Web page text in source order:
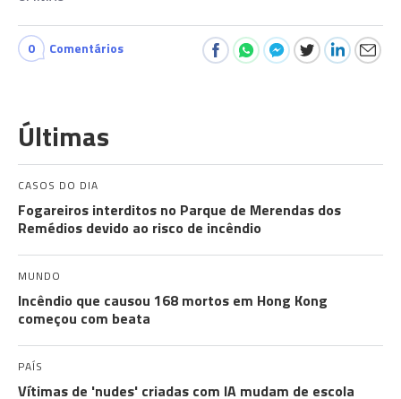
0 Comentários
Últimas
CASOS DO DIA
Fogareiros interditos no Parque de Merendas dos
Remédios devido ao risco de incêndio
MUNDO
Incêndio que causou 168 mortos em Hong Kong
começou com beata
PAÍS
Vítimas de 'nudes' criadas com IA mudam de escola